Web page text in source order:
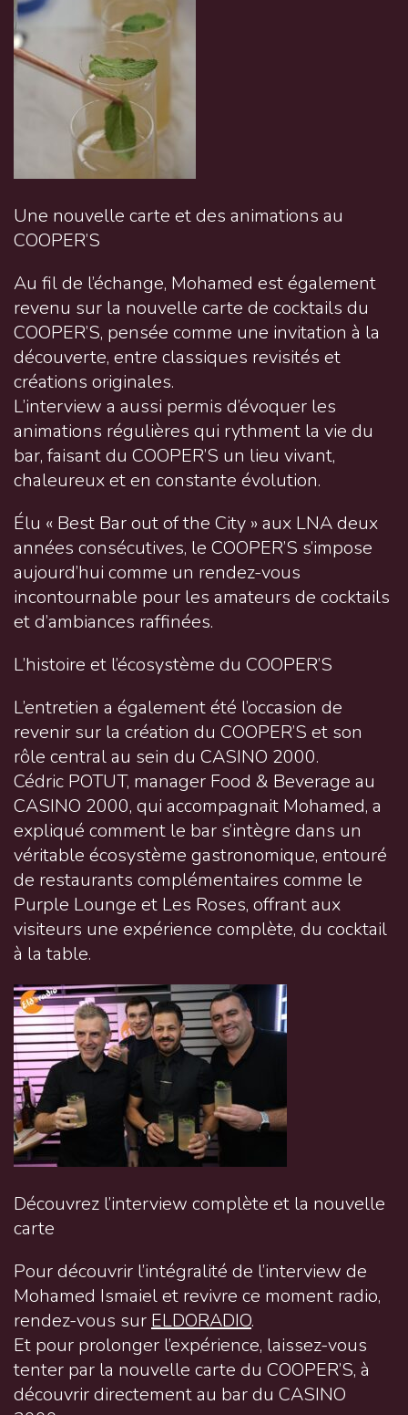
Une nouvelle carte et des animations au
COOPER’S
Au fil de l’échange, Mohamed est également
revenu sur la nouvelle carte de cocktails du
COOPER’S, pensée comme une invitation à la
découverte, entre classiques revisités et
créations originales.
L’interview a aussi permis d’évoquer les
animations régulières qui rythment la vie du
bar, faisant du COOPER’S un lieu vivant,
chaleureux et en constante évolution.
Élu « Best Bar out of the City » aux LNA deux
années consécutives, le COOPER’S s’impose
aujourd’hui comme un rendez-vous
incontournable pour les amateurs de cocktails
et d’ambiances raffinées.
L’histoire et l’écosystème du COOPER’S
L’entretien a également été l’occasion de
revenir sur la création du COOPER’S et son
rôle central au sein du CASINO 2000.
Cédric POTUT, manager Food & Beverage au
CASINO 2000, qui accompagnait Mohamed, a
expliqué comment le bar s’intègre dans un
véritable écosystème gastronomique, entouré
de restaurants complémentaires comme le
Purple Lounge et Les Roses, offrant aux
visiteurs une expérience complète, du cocktail
à la table.
Découvrez l’interview complète et la nouvelle
carte
Pour découvrir l’intégralité de l’interview de
Mohamed Ismaiel et revivre ce moment radio,
rendez-vous sur ELDORADIO.
Et pour prolonger l’expérience, laissez-vous
tenter par la nouvelle carte du COOPER’S, à
découvrir directement au bar du CASINO